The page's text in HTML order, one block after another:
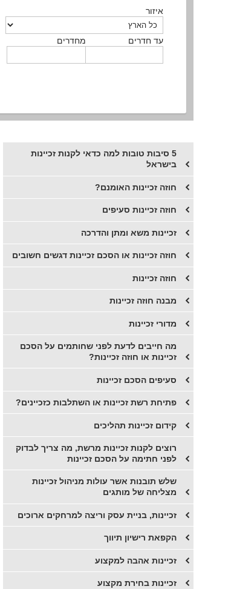
איזור
מחדרים עד חדרים
איזור
מחדרים עד חדרים
איזור
מחדרים עד חדרים
איזור
סוג הנכס
סוג הנכס
איזור
מחדרים עד חדרים
איזור
סוג הנכס
5 סיבות טובות למה כדאי לקנות זכיינות
בישראל
חוזה זכיינות האומנם?
​חוזה זכיינות סעיפים
זכיינות משא ומתן והדרכה
חוזה זכיינות או הסכם זכיינות דגשים חשובים
חוזה זכיינות
מבנה חוזה זכיינות
מדורי זכיינות
מה חייבים לדעת לפני שחותמים על הסכם
זכיינות או חוזה זכיינות?
סעיפים הסכם זכיינות
פתיחת רשת זכיינות או השתלבות כזכיינים?
קידום זכיינות תהליכים
רוצים לקנות זכיינות מרשת, מה צריך לבדוק
לפני חתימה על הסכם זכיינות
שלש תובנות אשר עולות מניהול זכיינות
מצליחה של מותגים
זכיינות, בניית עסק וריצה למרחקים ארוכים
הקפאת רישיון תיווך
זכיינות אהבה למקצוע
זכיינות בחירת מקצוע